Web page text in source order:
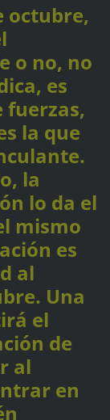
octubre,
o no, no
es
fuerzas,
la que
la
lo da el
mismo
es
al
Una
el
de
al
en